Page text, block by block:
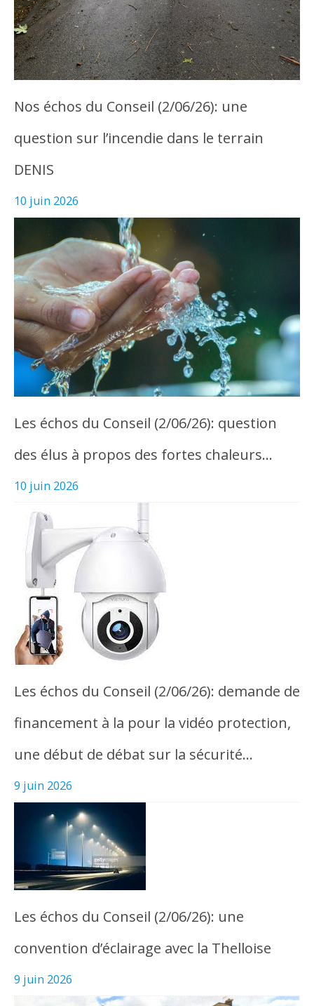
Nos échos du Conseil (2/06/26): une
question sur l’incendie dans le terrain
DENIS
10 juin 2026
Les échos du Conseil (2/06/26): question
des élus à propos des fortes chaleurs…
10 juin 2026
Les échos du Conseil (2/06/26): demande de
financement à la pour la vidéo protection,
une début de débat sur la sécurité…
9 juin 2026
Les échos du Conseil (2/06/26): une
convention d’éclairage avec la Thelloise
9 juin 2026